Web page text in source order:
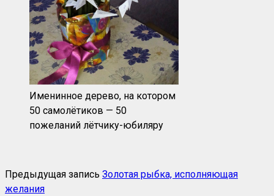
Именинное дерево, на котором
50 самолётиков — 50
пожеланий лётчику-юбиляру
Предыдущая запись Золотая рыбка, исполняющая
желания